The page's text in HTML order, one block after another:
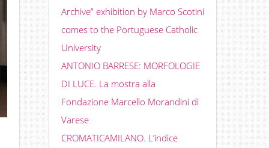
Archive” exhibition by Marco Scotini
comes to the Portuguese Catholic
University
ANTONIO BARRESE: MORFOLOGIE
DI LUCE. La mostra alla
Fondazione Marcello Morandini di
Varese
CROMATICAMILANO. L’indice